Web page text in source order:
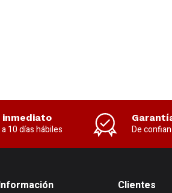
inmediato
10 días hábiles De
Clientes